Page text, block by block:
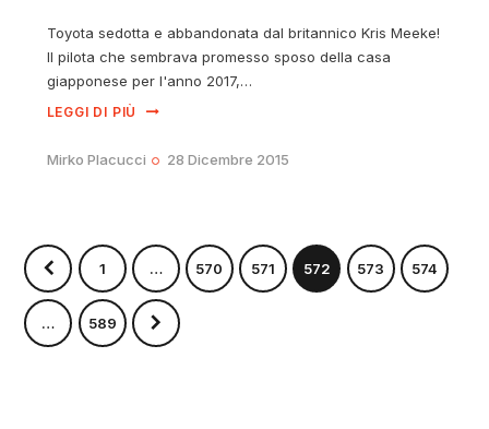
Toyota sedotta e abbandonata dal britannico Kris Meeke!
Il pilota che sembrava promesso sposo della casa
giapponese per l'anno 2017,…
LEGGI DI PIÙ
Mirko Placucci 28 Dicembre 2015
1 … 570 571 572 573 574
… 589
>